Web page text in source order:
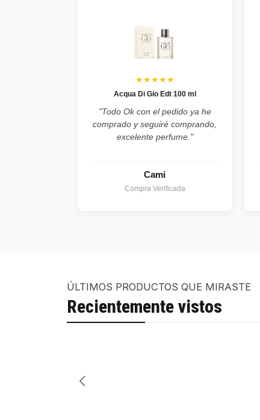
★★★★★
Acqua Di Gio Edt 100 ml
"Todo Ok con el pedido ya he
comprado y seguiré comprando,
excelente perfume."
Cami
Compra Verificada
ÚLTIMOS PRODUCTOS QUE MIRASTE
Recientemente vistos